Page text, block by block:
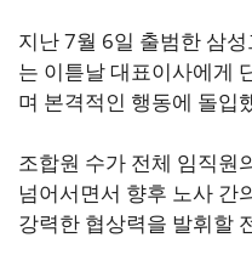
지난 7월 6일 출범한 삼
는 이튿날 대표이사에게
며 본격적인 행동에 돌입
조합원 수가 전체 임직원
넘어서면서 향후 노사 간
강력한 협상력을 발휘할